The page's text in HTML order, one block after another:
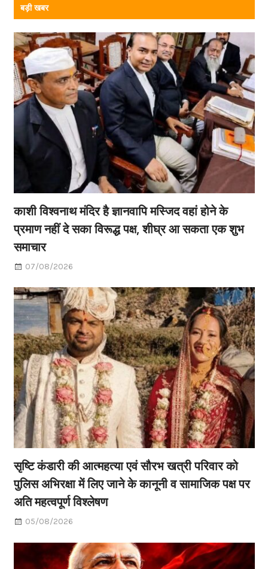
बड़ी खबर
काशी विश्वनाथ मंदिर है ज्ञानवापि मस्जिद वहां होने के
प्रमाण नहीं दे सका विरूद्ध पक्ष, शीघ्र आ सकता एक शुभ
समाचार
07/08/2026
सृष्टि कंडारी की आत्महत्या एवं सौरभ खत्री परिवार को
पुलिस अभिरक्षा में लिए जाने के कानूनी व सामाजिक पक्ष पर
अति महत्वपूर्ण विश्लेषण
05/08/2026